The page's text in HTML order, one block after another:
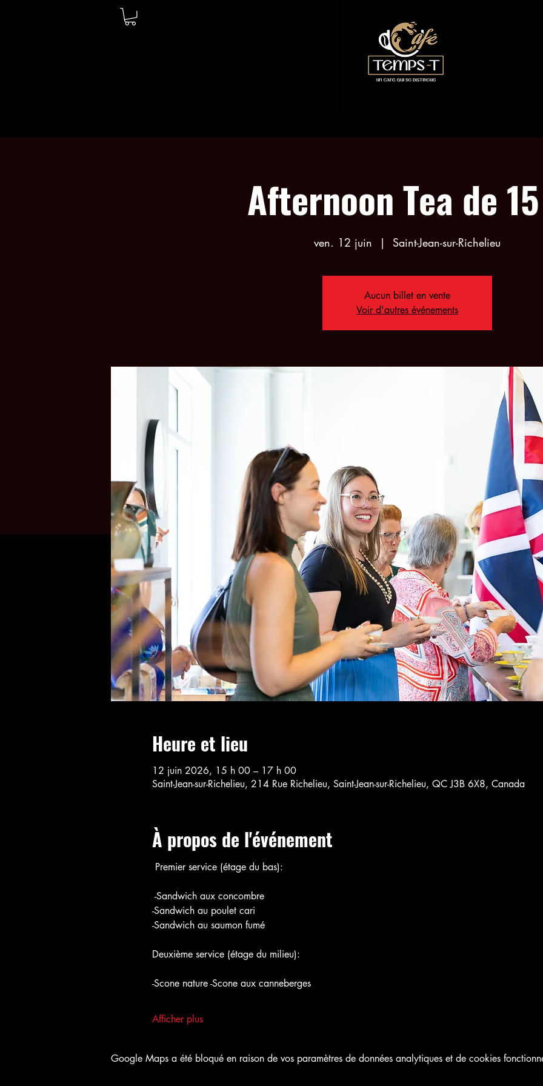
Afternoon Tea de
ven. 12 juin
  |
Saint-Jean-sur-Richelieu
Aucun billet en vente
Voir d'autres événements
Heure et lieu
12 juin 2026, 15 h 00 – 17 h 00
Saint-Jean-sur-Richelieu, 214 Rue Richelieu, Saint-Jean-sur-Richelieu, QC J3B 6X8, Canada
À propos de l'événement
Premier service (étage du bas):
-Sandwich aux concombre
-Sandwich au poulet cari
-Sandwich au saumon fumé
Deuxième service (étage du milieu):
-Scone nature -Scone aux canneberges
Afficher plus
Google Maps a été bloqué en raison de vos paramètres de données analytiques et de cookies